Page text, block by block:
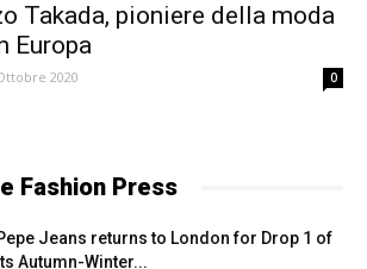
Takada, pioniere della moda
Europa
2020 0
Fashion Press
Jeans returns to London for Drop 1 of
Autumn-Winter...